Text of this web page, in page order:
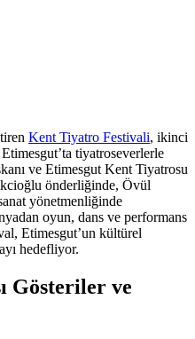
Kent Tiyatro Festivali, ikinci
tiyatroseverlerle
ve Etimesgut Kent Tiyatrosu
önderliğinde, Övül
yönetmenliğinde
oyun, dans ve performans
Etimesgut’un kültürel
hedefliyor.
Gösteriler ve